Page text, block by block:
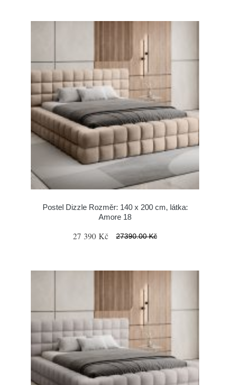
Postel Dizzle Rozměr: 140 x 200 cm, látka:
Amore 18
27 390 Kč 27390.00 Kč